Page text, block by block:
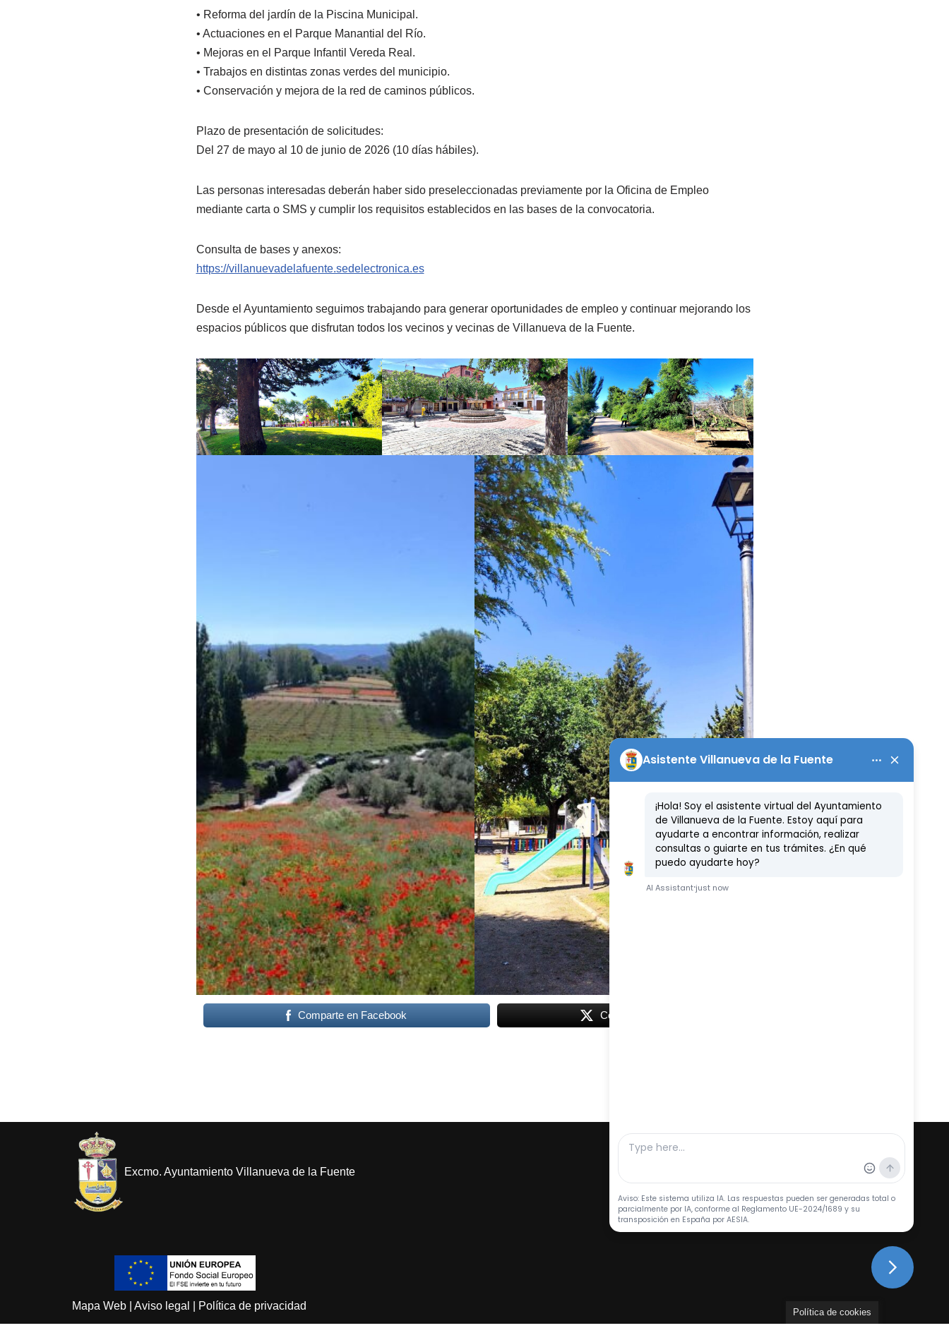
• Reforma del jardín de la Piscina Municipal.
• Actuaciones en el Parque Manantial del Río.
• Mejoras en el Parque Infantil Vereda Real.
• Trabajos en distintas zonas verdes del municipio.
• Conservación y mejora de la red de caminos públicos.
Plazo de presentación de solicitudes:
Del 27 de mayo al 10 de junio de 2026 (10 días hábiles).
Las personas interesadas deberán haber sido preseleccionadas previamente por la Oficina de Empleo
mediante carta o SMS y cumplir los requisitos establecidos en las bases de la convocatoria.
Consulta de bases y anexos:
https://villanuevadelafuente.sedelectronica.es
Desde el Ayuntamiento seguimos trabajando para generar oportunidades de empleo y continuar mejorando los
espacios públicos que disfrutan todos los vecinos y vecinas de Villanueva de la Fuente.
Comparte en Facebook Comparte en X
Excmo. Ayuntamiento Villanueva de la Fuente
Mapa Web Aviso legal Política de privacidad
Política de cookies